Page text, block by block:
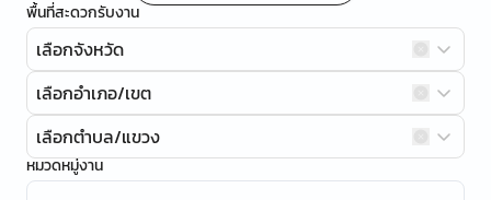
พื้นที่สะดวกรับงาน
เลือกจังหวัด
เลือกอำเภอ/เขต
เลือกตำบล/แขวง
หมวดหมู่งาน